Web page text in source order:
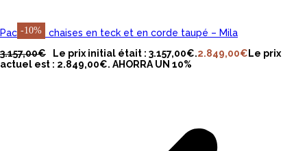
-10%
AJOUTER AU PANIER
Pack de 8 chaises en teck et en corde taupé – Mila
3.157,00€ Le prix initial était : 3.157,00€.2.849,00€ Le prix
actuel est : 2.849,00€. AHORRA UN 10%